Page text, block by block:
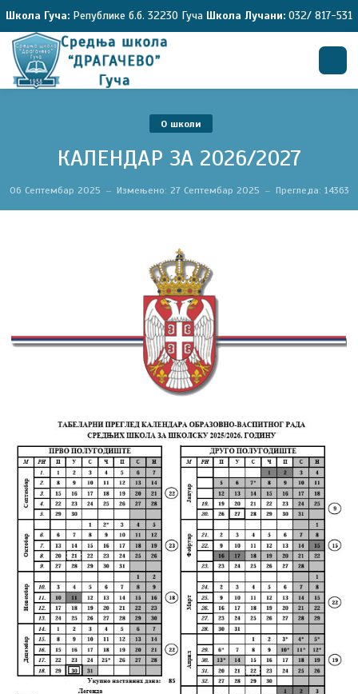
Школа Гуча: Републике б.б. 32230 Гуча Школа Лучани: 032/ 817-531
КАЛЕНДАР ЗА 2026/2027
O школи
06 Септембар 2025 Измењено: 27 Септембар 2025 Прегледа: 14363